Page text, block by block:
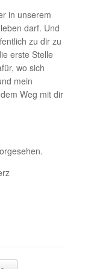
in unserem
darf. Und
zu dir zu
erste Stelle
wo sich
mein
Weg mit dir